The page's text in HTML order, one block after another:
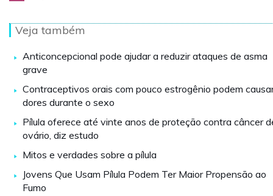
Veja também
Anticoncepcional pode ajudar a reduzir ataques de asma
grave
Contraceptivos orais com pouco estrogênio podem
dores durante o sexo
Pílula oferece até vinte anos de proteção contra câncer
ovário, diz estudo
Mitos e verdades sobre a pílula
Jovens Que Usam Pílula Podem Ter Maior Propensão ao
Fumo